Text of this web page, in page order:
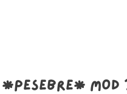
MOD